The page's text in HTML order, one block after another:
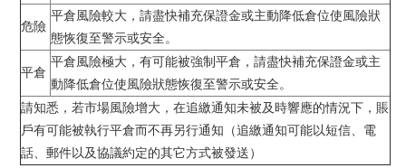
危險
平倉風險較大，請盡快補充保證金或主動降低倉位使風險狀
態恢復至警示或安全。
平倉
平倉風險極大，有可能被強制平倉，請盡快補充保證金或主
動降低倉位使風險狀態恢復至警示或安全。
請知悉，若市場風險增大，在追繳通知未被及時響應的情況下，賬
戶有可能被執行平倉而不再另行通知（追繳通知可能以短信、電
話、郵件以及協議約定的其它方式被發送）